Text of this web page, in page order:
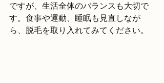
ですが、生活全体のバランスも大切で
す。食事や運動、睡眠も見直しなが
ら、脱毛を取り入れてみてください。